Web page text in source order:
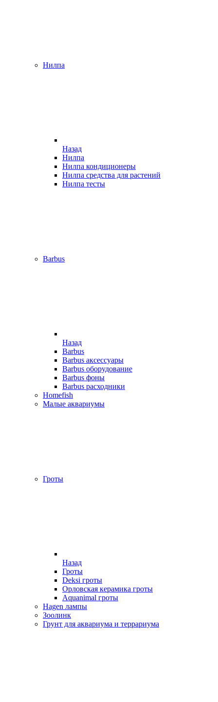
Нилпа
Назад
Нилпа
Нилпа кондиционеры
Нилпа средства для растений
Нилпа тесты
Barbus
Назад
Barbus
Barbus аксессуары
Barbus оборудование
Barbus фоны
Barbus расходники
Homefish
Малые аквариумы
Гроты
Назад
Гроты
Deksi гроты
Орловская керамика гроты
Aquanimal гроты
Hagen лампы
Зоолинк
Грунт для аквариума и террариума